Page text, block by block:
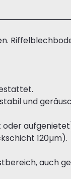
und
oder
120µm).
auch